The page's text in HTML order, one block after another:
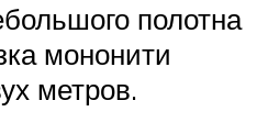
полотна
мононити
метров.